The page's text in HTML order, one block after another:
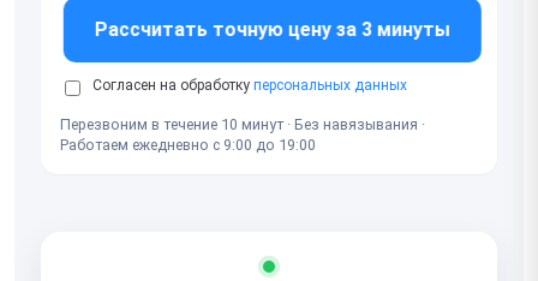
Рассчитать точную цену за 3 минуты
Согласен на обработку персональных данных
Перезвоним в течение 10 минут · Без навязывания ·
Работаем ежедневно с 9:00 до 19:00